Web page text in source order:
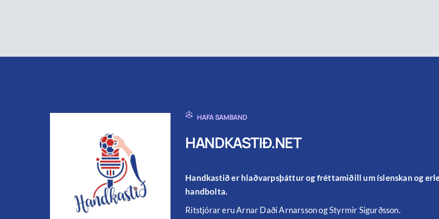
HAFA SAMBAND
HANDKASTIÐ.NET
Handkastið er hlaðvarpsþáttur og fréttamiðill um íslenskan og
handbolta.
Ritstjórar eru Arnar Daði Arnarsson og Styrmir Sigurðsson.